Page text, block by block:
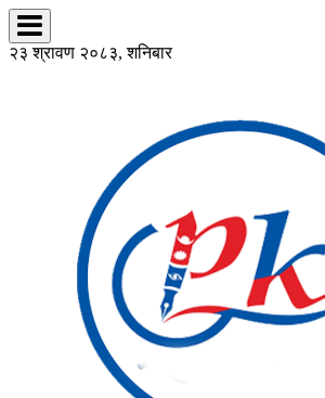
२३ श्रावण २०८३, शनिबार